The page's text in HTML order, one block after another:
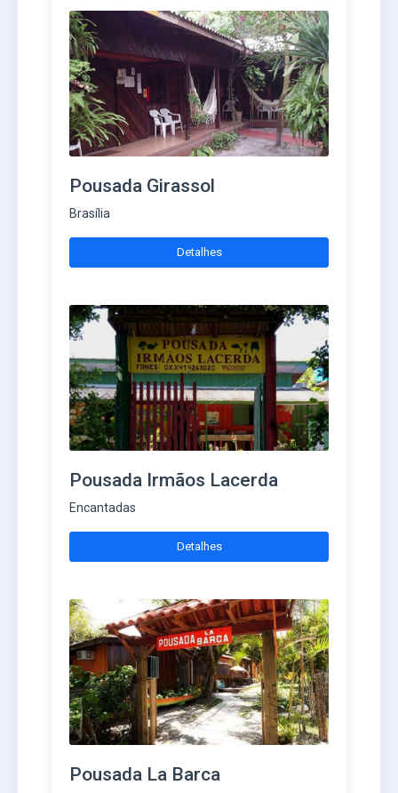
Pousada Girassol
Brasília
Detalhes
Pousada Irmãos Lacerda
Encantadas
Detalhes
Pousada La Barca